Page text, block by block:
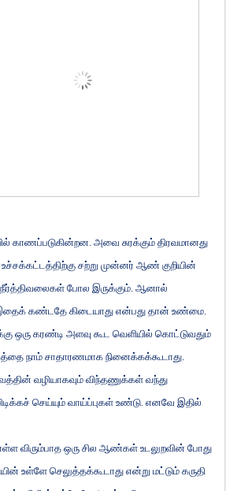
காணப்படுகின்றன. அவை சுரக்கும் திரவமானது
உச்சக்கட்டத்திற்கு சற்று முன்னர் ஆண் குறியின்
நீர்த்திவலைகள் போல இருக்கும். ஆனால்
கண்டதே கிடையாது என்பது தான் உண்மை.
ஒரு கரண்டி அளவு கூட வெளியில் கொட்டுவதும்
நாம் சாதாரணமாக நினைக்கக்கூடாது.
வழியாகவும் விந்தணுக்கள் வந்து
செய்யும் வாய்ப்புகள் உண்டு. எனவே இதில்
விரும்பாத ஒரு சில ஆண்கள் உடலுறவின் போது
உள்ளே செலுத்தக்கூடாது என்று மட்டும் கருதி